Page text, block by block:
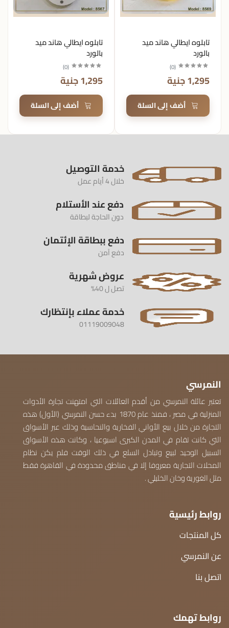
تابلوه ايطالي هاند ميد
بالورد
(
0
)
1,295 جنية
أضف إلى السلة
تابلوه ايطالي هاند ميد
بالورد
(
0
)
1,295 جنية
أضف إلى السلة
خدمة التوصيل
خلال 4 أيام عمل
دفع عند الأستلام
دون الحاجة لبطاقة
دفع ببطاقة الإئتمان
دفع آمن
عروض شهرية
تصل ل 40%
خدمة عملاء بإنتظارك
01119009048
النمرسي
تعتبر عائلة النمرسي من أقدم العائلات التي امتهنت تجارة الأدوات
المنزلية في مصر ، فمنذ عام 1870 بدء حسن النمرسي (الأول) هذه
التجارة من خلال بيع الأواني الفخارية والنحاسية وذلك عبر الأسواق
التي كانت تقام في المدن الكبرى اسبوعيا ، وكانت هذه الأسواق
السبيل الوحيد لبيع وتبادل السلع في ذلك الوقت فلم يكن نظام
المحلات التجارية معروفا إلا في مناطق محدودة في القاهرة فقط
مثل الغورية وخان الخليلي .
روابط رئيسية
كل المنتجات
عن النمرسي
اتصل بنا
روابط تهمك